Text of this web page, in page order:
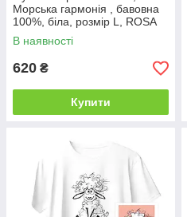
Морська гармонія , бавовна
100%, біла, розмір L, ROSA
Talent
В наявності
620 ₴
Купити